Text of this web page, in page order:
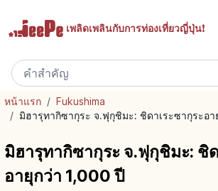
เพลิดเพลินกับการท่องเที่ยวญี่ปุ่น!
หน้าแรก / Fukushima
/ มิฮารุทากิซากุระ จ.ฟุกุชิมะ: ชิดาเระซากุระอา
มิฮารุทากิซากุระ จ.ฟุกุชิมะ: ชิ
อายุกว่า 1,000 ปี